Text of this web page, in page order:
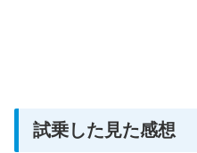
試乗した見た感想